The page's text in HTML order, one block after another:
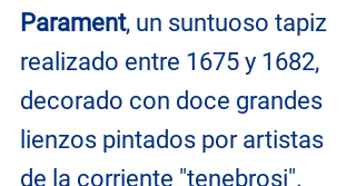
Parament, un suntuoso tapiz
realizado entre 1675 y 1682,
decorado con doce grandes
lienzos pintados por artistas
de la corriente "tenebrosi".